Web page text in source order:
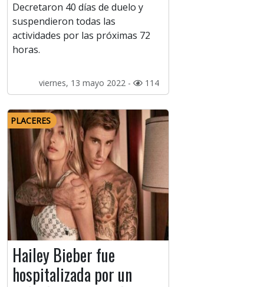
Decretaron 40 días de duelo y
suspendieron todas las
actividades por las próximas 72
horas.
viernes, 13 mayo 2022 - 114
PLACERES
Hailey Bieber fue
hospitalizada por un